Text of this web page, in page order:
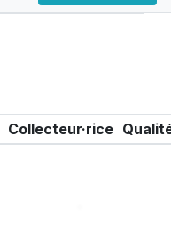
Collecteur·rice